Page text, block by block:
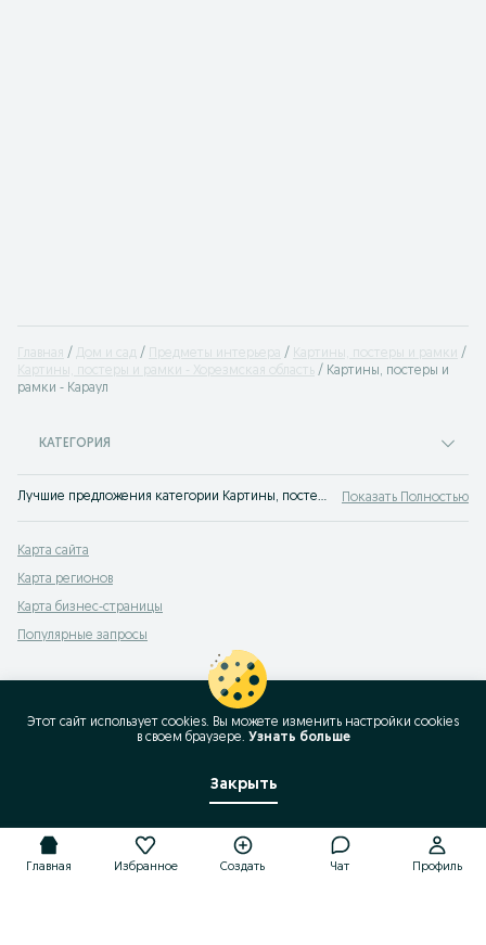
Главная Дом и сад Предметы интерьера
Картины, постеры и рамки
Картины, постеры и рамки - Хорезмская область
Картины, постеры и
рамки - Караул
КАТЕГОРИЯ
Лучшие предложения категории Картины, постеры и рамки Караул. Большой выбор товаров и услуг по выгодным ценам на OLX! Множество предложений на OLX.uz! Показать Полностью
Карта сайта
Карта регионов
Карта бизнес-страницы
Популярные запросы
Главная Избранное Создать Чат Профиль
Этот сайт использует cookies. Вы можете изменить настройки cookies
в своeм браузере. Узнать больше
Закрыть